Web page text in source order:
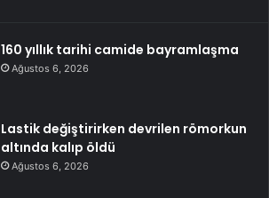
160 yıllık tarihi camide bayramlaşma
Ağustos 6, 2026
Lastik değiştirirken devrilen römorkun
altında kalıp öldü
Ağustos 6, 2026